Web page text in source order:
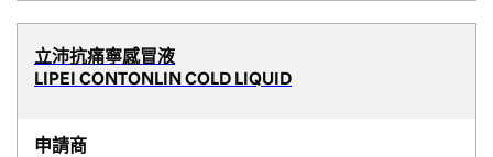
立沛抗痛寧感冒液
LIPEI CONTONLIN COLD LIQUID
申請商